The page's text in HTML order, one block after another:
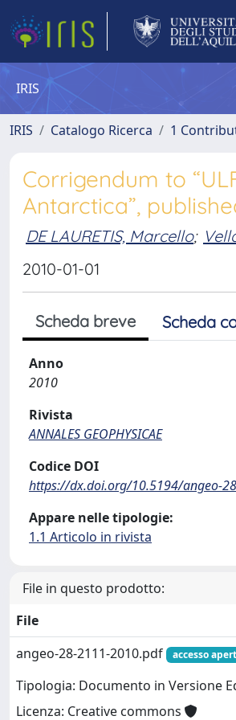
IRIS
IRIS Catalogo Ricerca 1
Corrigendum to
Antarctica”,
DE LAURETIS, Marcello;
2010-01-01
Scheda breve Scheda
Anno
2010
Rivista
ANNALES GEOPHYSICAE
Codice DOI
https://dx.doi.org/10.5194/angeo-
Appare nelle tipologie:
1.1 Articolo in rivista
File in questo prodotto:
File
angeo-28-2111-2010.pdf
accesso
Tipologia: Documento in Versione
Licenza: Creative commons